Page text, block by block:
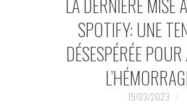
MUSIQUESACTUELLES.NET
GABBA GABBA HEY !
SPOTIFY: UNE
DÉSESPÉRÉE
19/03/2023